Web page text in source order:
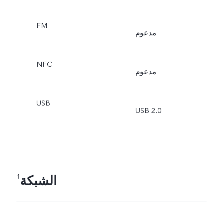
FM
مدعوم
NFC
مدعوم
USB
USB 2.0
الشبكة 1